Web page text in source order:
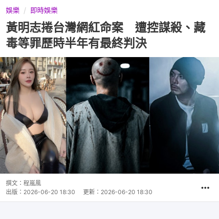
娛樂 即時娛樂
黃明志捲台灣網紅命案 遭控謀殺、藏
毒等罪歷時半年有最終判決
撰文： 程嵐風
出版： 2026-06-20 18:30 更新： 2026-06-20 18:30